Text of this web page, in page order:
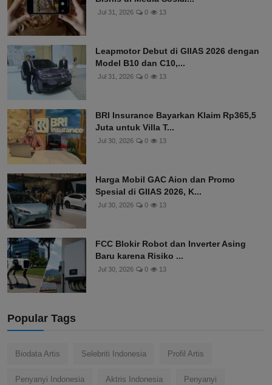
Jul 31, 2026 0 13
Leapmotor Debut di GIIAS 2026 dengan
Model B10 dan C10,...
Jul 31, 2026 0 13
BRI Insurance Bayarkan Klaim Rp365,5
Juta untuk Villa T...
Jul 30, 2026 0 13
Harga Mobil GAC Aion dan Promo
Spesial di GIIAS 2026, K...
Jul 30, 2026 0 13
FCC Blokir Robot dan Inverter Asing
Baru karena Risiko ...
Jul 30, 2026 0 13
Popular Tags
Biodata Artis Selebriti Indonesia Profil Artis
Penyanyi Indonesia Aktris Indonesia Penyanyi